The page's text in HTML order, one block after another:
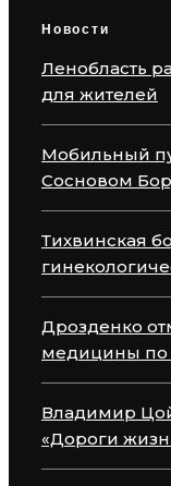
Новости
Ленобласть
для жителей
Мобильный
Сосновом
Тихвинская
Дрозденко
медицины по
Владимир
«Дороги